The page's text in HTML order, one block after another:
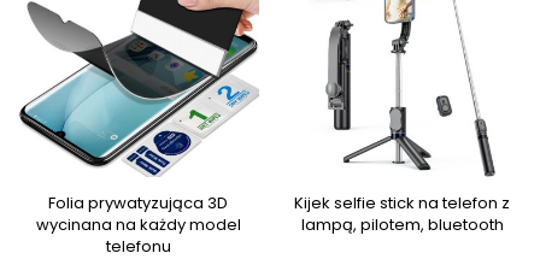
Folia prywatyzująca 3D
wycinana na każdy model
telefonu
Kijek selfie stick na telefon z
lampą, pilotem, bluetooth